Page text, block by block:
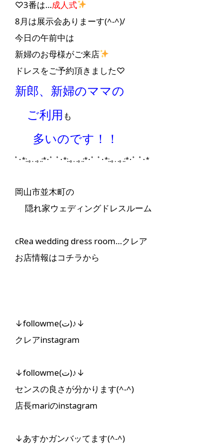
♡3番は…成人式
8月は展示会ありまーす(^-^)/
今日の午前中は
新婦のお母様がご来店
ドレスをご予約頂きました♡
新郎、新婦のママの
ご利用 も
多いのです！！
ﾟ･*:.｡. .｡.:*･゜ﾟ･*:.｡. .｡.:*･゜ﾟ･*:.｡. .｡.:*･゜ﾟ･*
岡山市並木町の
隠れ家ウェディングドレスルーム
cRea wedding dress room…クレア
お店情報はコチラから
↓followme(ت)♪↓
クレアinstagram
↓followme(ت)♪↓
センスの良さが分かります(^-^)
店長mariのinstagram
↓あすかガンバッてます(^-^)